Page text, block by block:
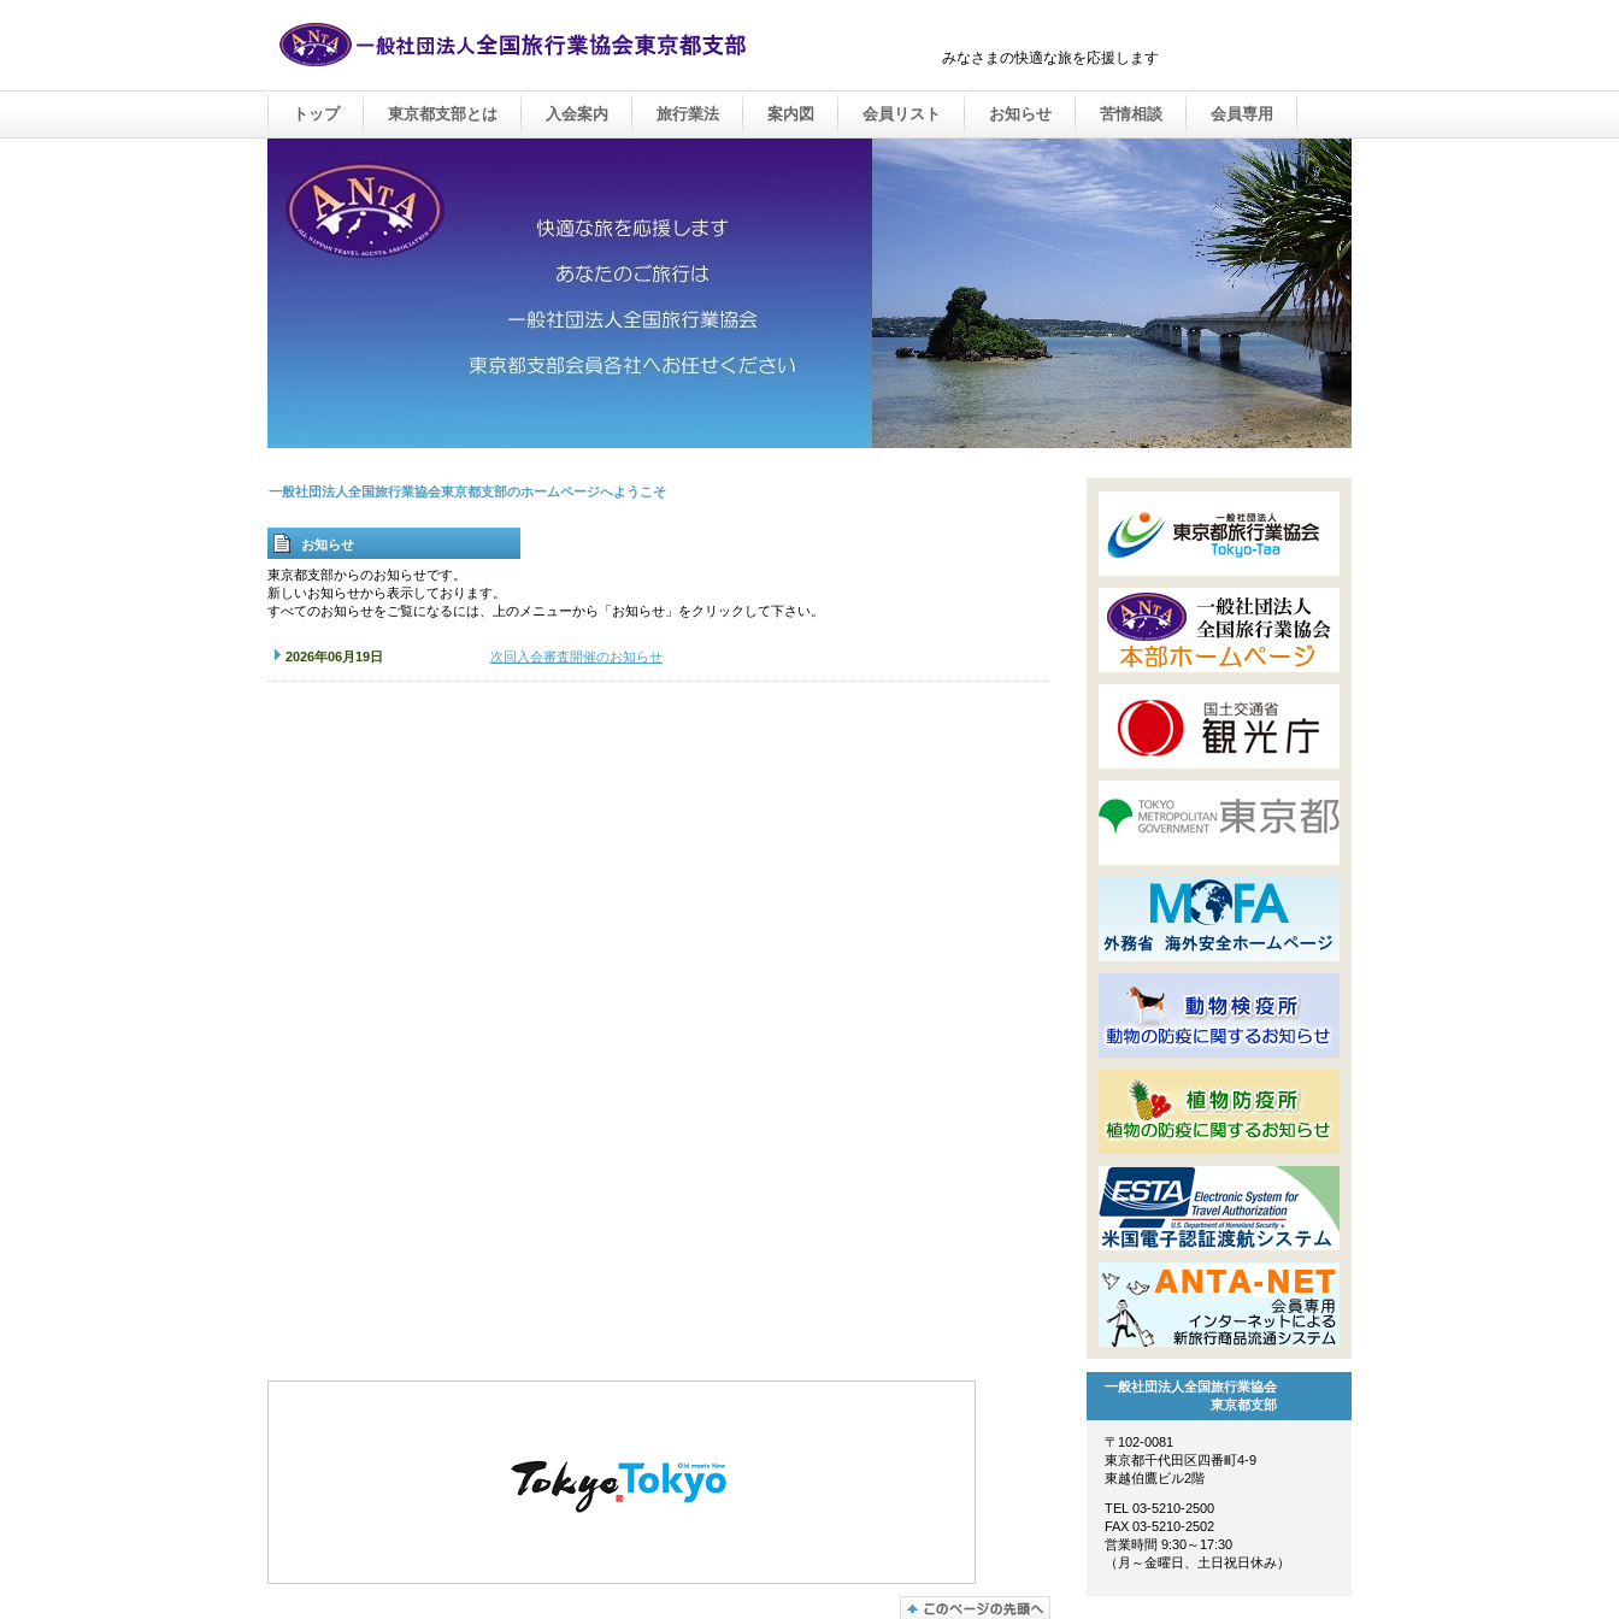
みなさまの快適な旅を応援します
一般社団法人全国旅行業協会東京都支部のホームページへようこそ
お知らせ
東京都支部からのお知らせです。
新しいお知らせから表示しております。
すべてのお知らせをご覧になるには、上のメニューから「お知らせ」をクリックして下さい。
トップ 東京都支部とは 入会案内 旅行業法 案内図 会員リスト お知らせ 苦情相談 会員専用
一般社団法人全国旅行業協会
東京都支部
〒102-0081
東京都千代田区四番町4-9
東越伯鷹ビル2階
TEL 03-5210-2500
FAX 03-5210-2502
営業時間 9:30～17:30
（月～金曜日、土日祝日休み）